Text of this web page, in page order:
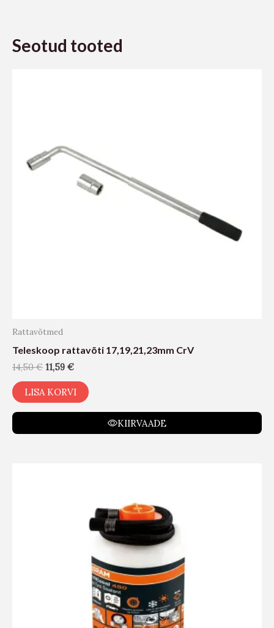
Seotud tooted
Rattavõtmed
Teleskoop rattavõti 17,19,21,23mm CrV
14,50€ 11,59 €
LISA KORVI
KIIRVAADE